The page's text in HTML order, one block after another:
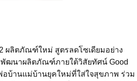
ผลิตภัณฑ์ใหม่ สูตรลดโซเดียมอย่าง
พัฒนาผลิตภัณฑ์ภายใต้วิสัยทัศน์ Good
อบ้านแม่บ้านยุคใหม่ที่ใส่ใจสุขภาพ ร่วม